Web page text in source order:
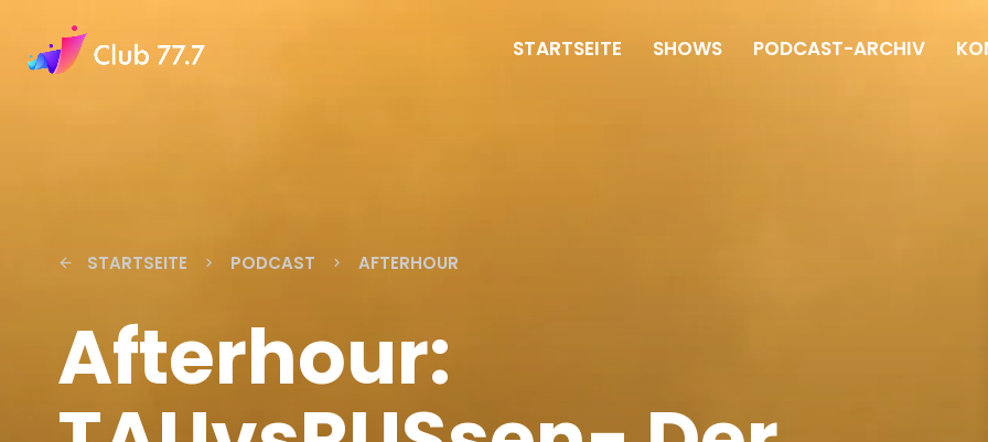
STARTSEITE SHOWS PODCAST-ARCHIV
arrow_back STARTSEITE keyboard_arrow_right PODCAST keyboard_arrow_right AFTERHOUR
Afterhour: